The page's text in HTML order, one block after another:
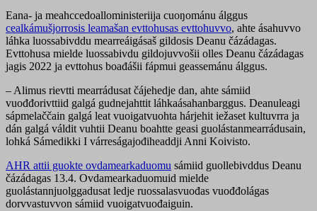
Eana- ja meahccedoalloministeriija cuoŋománu álggus
cealkámušjorrosis leamašan evttohusas evttohuvvo, ahte ásahuvvo
láhka luossabivddu mearreáigásaš gildosis Deanu čázádagas.
Evttohusa mielde luossabivdu gildojuvvošii olles Deanu čázádagas
jagis 2022 ja evttohus boađášii fápmui geassemánu álggus.
– Alimus rievtti mearrádusat čájehedje dan, ahte sámiid
vuođđorivttiid galgá gudnejahttit láhkaásahanbarggus. Deanuleagi
sápmelaččain galgá leat vuoigatvuohta hárjehit iežaset kultuvrra ja
dán galgá váldit vuhtii Deanu boahtte geasi guolástanmearrádusain,
lohká Sámedikki I várreságajođiheaddji Anni Koivisto.
AHR attii guokte ovdamearkaduomu sámiid guollebivddus Deanu
čázádagas 13.4. Ovdamearkaduomuid mielde
guolástannjuolggadusat ledje ruossalasvuođas vuođđolágas
dorvvastuvvon sámiid vuoigatvuođaiguin.